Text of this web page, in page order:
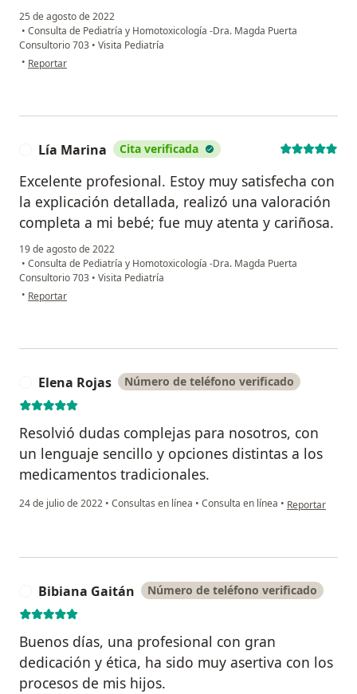
25 de agosto de 2022
• Consulta de Pediatría y Homotoxicología -Dra. Magda Puerta
Consultorio 703 • Visita Pediatría
• en opinión del usuario Karina Guerrero M
Reportar
Lía Marina Cita verificada
Excelente profesional. Estoy muy satisfecha con
la explicación detallada, realizó una valoración
completa a mi bebé; fue muy atenta y cariñosa.
19 de agosto de 2022
• Consulta de Pediatría y Homotoxicología -Dra. Magda Puerta
Consultorio 703 • Visita Pediatría
• en opinión del usuario Lía Marina
Reportar
Elena Rojas Número de teléfono verificado
Resolvió dudas complejas para nosotros, con
un lenguaje sencillo y opciones distintas a los
medicamentos tradicionales.
24 de julio de 2022 • Consultas en línea • Consulta en línea • en opinión del
Reportar
Bibiana Gaitán Número de teléfono verificado
Buenos días, una profesional con gran
dedicación y ética, ha sido muy asertiva con los
procesos de mis hijos.